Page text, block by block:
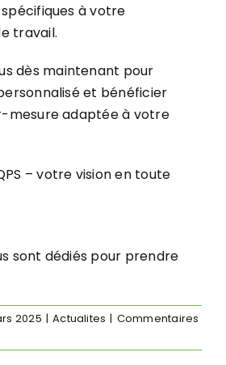
à votre
travail.
dès maintenant pour
et bénéficier
mesure adaptée à votre
– votre vision en toute
sont dédiés pour prendre
2025 | Actualites | Commentaires